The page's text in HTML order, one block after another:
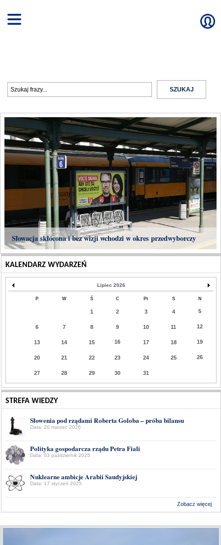
Słowacja skłócona i bez wizji wchodzi w okres przedwyborczy
KALENDARZ WYDARZEŃ
Lipiec 2026
P W Ś C Pt S N
1 2 3 4 5
6 7 8 9 10 11 12
13 14 15 16 17 18 19
20 21 22 23 24 25 26
27 28 29 30 31
STREFA WIEDZY
Słowenia pod rządami Roberta Goloba – próba bilansu
Data: 20 marzec 2026
Polityka gospodarcza rządu Petra Fiali
Data: 03 październik 2025
Nuklearne ambicje Arabii Saudyjskiej
Data: 17 styczeń 2025
Zobacz więcej